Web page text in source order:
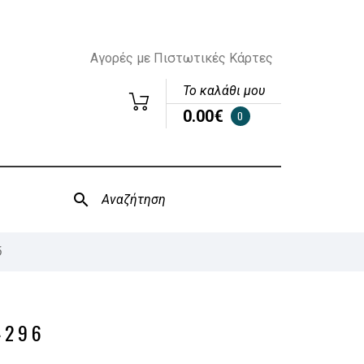
Αγορές με Πιστωτικές Κάρτες
Το καλάθι μου
0.00€ 0